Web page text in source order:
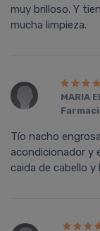
muy brilloso. Y
mucha limpieza.
MARIA
Tí­o nacho
acondicionador y
caida de cabello y